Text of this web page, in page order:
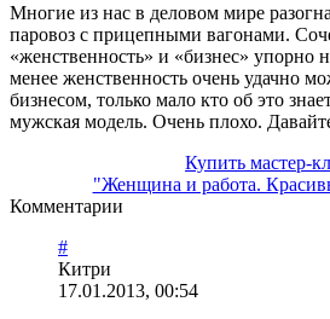
Многие из нас в деловом мире
паровоз с прицепными вагонами.
«женственность» и «бизнес» упорно
менее женственность очень удачно
бизнесом, только мало кто об это
мужская модель. Очень плохо.
Купить мастер-
"Женщина и работа.
Комментарии
#
Китри
17.01.2013, 00:54